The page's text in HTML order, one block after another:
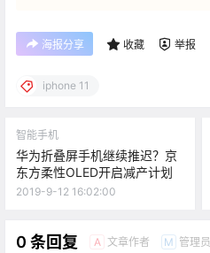
海报分享 收藏 举报
iphone 11
智能手机
华为折叠屏手机继续推迟？京
东方柔性OLED开启减产计划
2019-9-12 16:02:00
0 条回复 A 文章作者 M 管理员